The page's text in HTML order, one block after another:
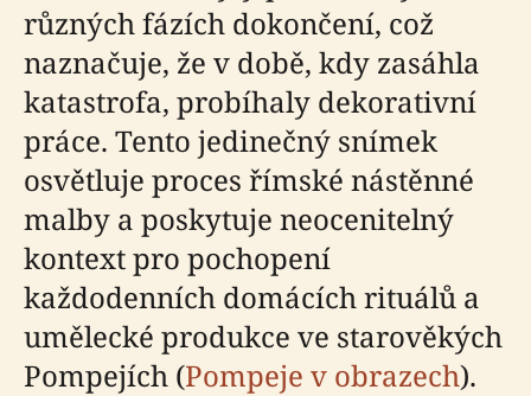
různých fázích dokončení, což
naznačuje, že v době, kdy zasáhla
katastrofa, probíhaly dekorativní
práce. Tento jedinečný snímek
osvětluje proces římské nástěnné
malby a poskytuje neocenitelný
kontext pro pochopení
každodenních domácích rituálů a
umělecké produkce ve starověkých
Pompejích (Pompeje v obrazech).